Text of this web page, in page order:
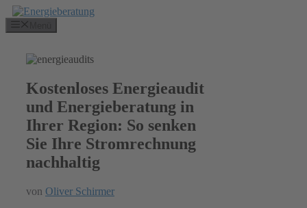
Zum
Inhalt
springen
Kostenloses Energieaudit
und Energieberatung in
Ihrer Region: So senken
Sie Ihre Stromrechnung
nachhaltig
von Oliver Schirmer